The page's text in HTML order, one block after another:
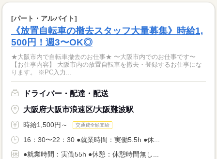
[パート・アルバイト]
《放置自転車の撤去スタッフ大量募集》時給1,
500円！週3〜OK◎
★大阪市内で自転車撤去のお仕事★ 〜大阪市内でのお仕事です〜
【お仕事内容】 大阪市内の放置自転車を撤去・登録するお仕事にな
ります。 ※PC入力...
ドライバー・配達・配送
大阪府大阪市浪速区/大阪難波駅
時給1,500円～ 交通費全額支給
16：30〜22：30 ●就業時間：実働5.5h ●休...
●就業時間：実働55h ●休憩：休憩時間無し...